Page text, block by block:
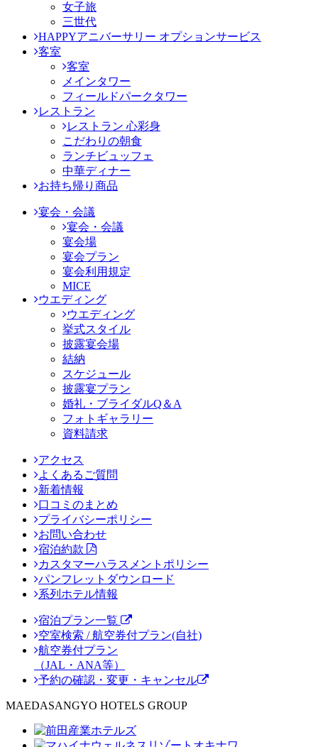
女子旅
三世代
HAPPYアニバーサリー オプションサービス
客室
客室
メインタワー
フィールドパークタワー
レストラン
レストラン 心彩身
こだわりの朝食
ランチビュッフェ
中華ディナー
お持ち帰り商品
宴会・会議
宴会・会議
宴会場
宴会プラン
宴会利用規定
MICE
ウエディング
ウエディング
挙式スタイル
披露宴会場
結納
スケジュール
披露宴プラン
婚礼・ブライダルQ＆A
フォトギャラリー
資料請求
アクセス
よくあるご質問
新着情報
口コミのまとめ
プライバシーポリシー
お問い合わせ
宿泊約款
カスタマーハラスメントポリシー
パンフレットダウンロード
系列ホテル情報
宿泊プラン一覧
空室検索 / 航空券付プラン(自社)
航空券付プラン
（JAL・ANA等）
予約の確認・変更・キャンセル
MAEDASANGYO HOTELS GROUP